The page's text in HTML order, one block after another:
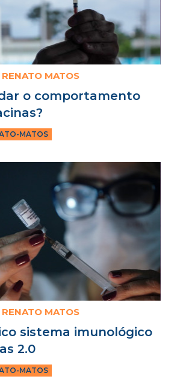
RENATO MATOS
o comportamento
MATOS
RENATO MATOS
sistema imunológico
2.0
MATOS